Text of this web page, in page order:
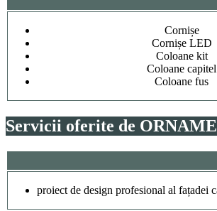
Cornișe
Cornișe LED
Coloane kit
Coloane capitel
Coloane fus
Servicii oferite de
proiect de design profesional al fațadei